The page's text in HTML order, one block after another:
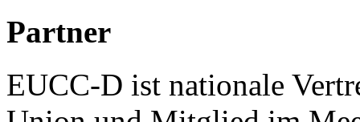
Partner
EUCC-D ist nationale